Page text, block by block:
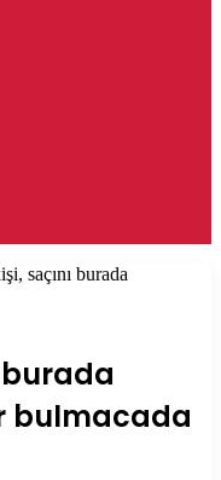
saçını burada
burada
bulmacada